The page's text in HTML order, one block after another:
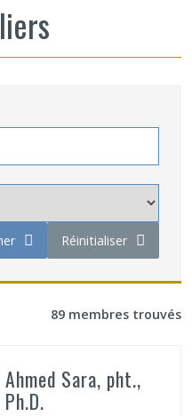
Réinitialiser
89 membres trouvés
Ahmed Sara, pht.,
Ph.D.